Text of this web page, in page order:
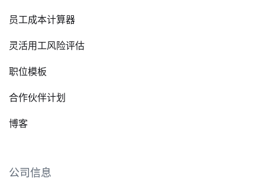
员工成本计算器
灵活用工风险评估
职位模板
合作伙伴计划
博客
公司信息